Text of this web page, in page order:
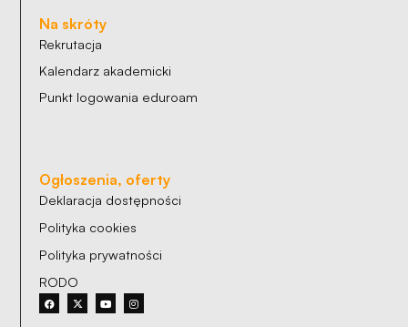
Na skróty
Rekrutacja
Kalendarz akademicki
Punkt logowania eduroam
Ogłoszenia, oferty
Deklaracja dostępności
Polityka cookies
Polityka prywatności
RODO